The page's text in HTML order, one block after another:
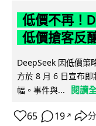
低價不再！
低價搶客反
DeepSeek 因低價策
方於 8 月 6 日宣布
幅。事件與...
閱讀
65 19 ↗